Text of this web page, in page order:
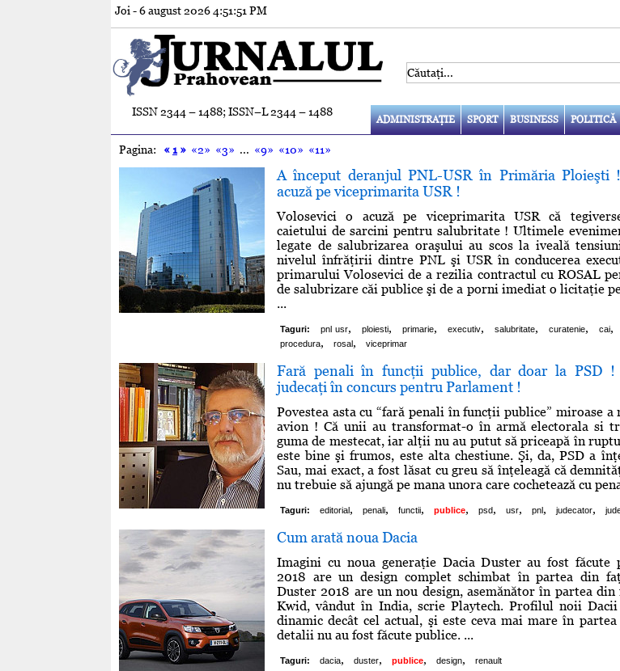
Joi - 6 august 20264:51:52 PM
ISSN 2344 – 1488; ISSN–L 2344 – 1488
ADMINISTRAŢIE SPORT BUSINESS POLITICĂ
Pagina: «1 » «2» «3» ... «9» «10» «11»
A început deranjul PNL-USR în Primăria Ploieşti
acuză pe viceprimarita USR !
Volosevici o acuză pe viceprimarita USR că
caietului de sarcini pentru salubritate ! Ultimele
legate de salubrizarea oraşului au scos la iveală
nivelul înfrăţirii dintre PNL şi USR în conducerea
primarului Volosevici de a rezilia contractul cu ROSAL
de salubrizare căi publice şi de a porni imediat o licitaţie
...
Taguri: pnl usr, ploiesti, primarie, executiv, salubritate, curatenie, cai,
procedura, rosal, viceprimar
Fară penali în funcţii publice, dar doar la PSD !
judecaţi în concurs pentru Parlament !
Povestea asta cu “fară penali în funcţii publice” miroase
avion ! Că unii au transformat-o în armă electorala si
guma de mestecat, iar alţii nu au putut să priceapă în
este bine şi frumos, este alta chestiune. Şi, da, PSD a
Sau, mai exact, a fost lăsat cu greu să înţeleagă că
nu trebuie să ajungă pe mana unora care cochetează cu
Taguri: editorial, penali, functii, publice, psd, usr, pnl, judecator,
Cum arată noua Dacia
Imagini cu noua generaţie Dacia Duster au fost făcute
2018 are un design complet schimbat în partea din
Duster 2018 are un nou design, asemănător în partea din
Kwid, vândut în India, scrie Playtech. Profilul noii
dinamic decât cel actual, şi este ceva mai mare în
detalii nu au fost făcute publice. ...
Taguri: dacia, duster, publice, design, renault